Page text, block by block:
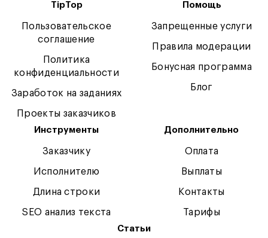
TipTop
Пользовательское
соглашение
Политика
конфиденциальности
Заработок на заданиях
Проекты заказчиков
Помощь
Запрещенные услуги
Правила модерации
Бонусная программа
Блог
Инструменты
Заказчику
Исполнителю
Длина строки
SEO анализ текста
Дополнительно
Оплата
Выплаты
Контакты
Тарифы
Статьи